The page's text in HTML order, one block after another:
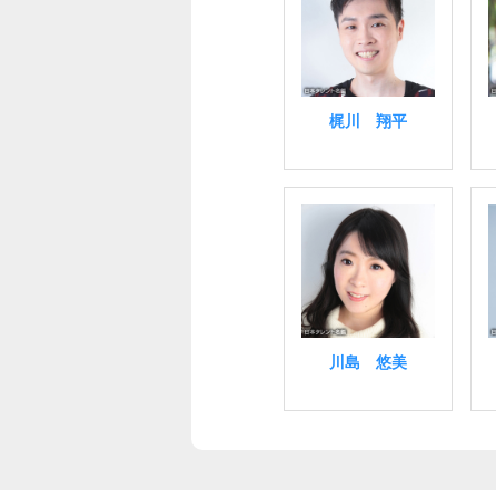
梶川 翔平
川島 悠美